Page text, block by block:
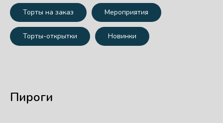
Торты на заказ Мероприятия
Торты-открытки Новинки
Пироги